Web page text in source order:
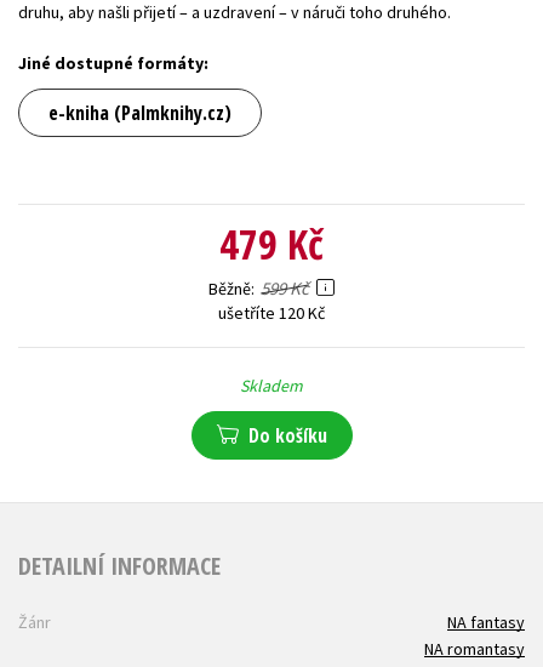
druhu, aby našli přijetí – a uzdravení – v náruči toho druhého.
Jiné dostupné formáty:
e-kniha (Palmknihy.cz)
479 Kč
Běžně 599 Kč
ušetříte 120 Kč
Skladem
Do košíku
DETAILNÍ INFORMACE
Žánr
NA fantasy
NA romantasy